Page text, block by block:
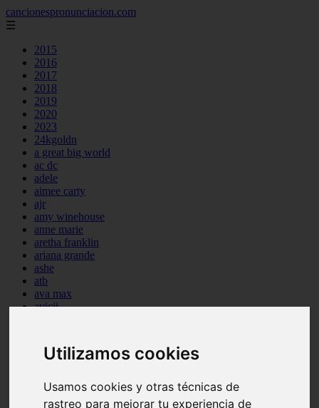
Utilizamos cookies
Usamos cookies y otras técnicas de
rastreo para mejorar tu experiencia de
cancionespronunciacion.com
☰
2015
2016
2017
2018
2019
2020
2023
24kgoldn
a great big world
ac dc
adele
aimee carty
ajr
amy winehouse
anne marie
aretha franklin
ariana grande
ashe
atb
ava max
avicii
bebe rexha
benny blanco
beyonce